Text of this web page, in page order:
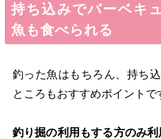
持ち込みでバーベキ
魚も食べられる
釣った魚はもちろん、持ち
ところもおすすめポイントで
釣り掘の利用もする方のみ